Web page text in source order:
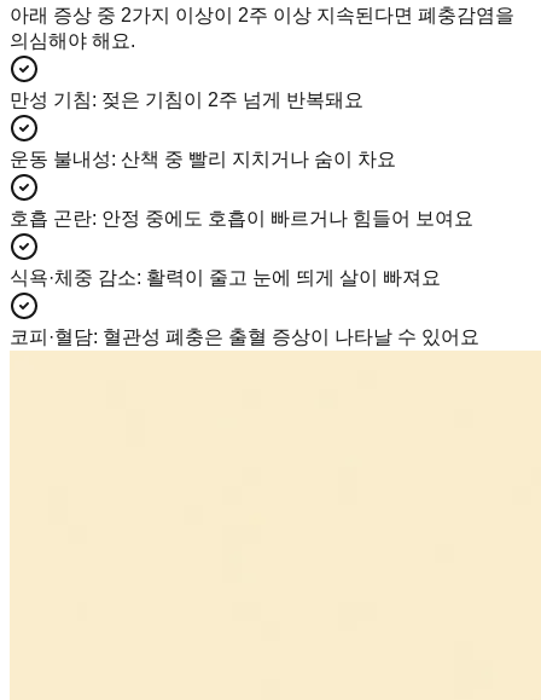
아래 증상 중 2가지 이상이 2주 이상 지속된다면 폐충감염을
의심해야 해요.
만성 기침: 젖은 기침이 2주 넘게 반복돼요
운동 불내성: 산책 중 빨리 지치거나 숨이 차요
호흡 곤란: 안정 중에도 호흡이 빠르거나 힘들어 보여요
식욕·체중 감소: 활력이 줄고 눈에 띄게 살이 빠져요
코피·혈담: 혈관성 폐충은 출혈 증상이 나타날 수 있어요